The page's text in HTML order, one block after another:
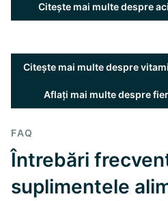
Citește mai multe despre
Citește mai multe despre
Aflați mai multe despre
FAQ
Întrebări
suplimentele